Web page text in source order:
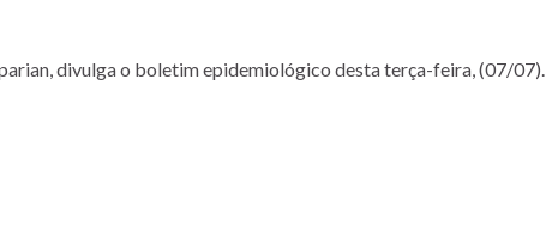
divulga o boletim epidemiológico desta terça-feira, (07/07).